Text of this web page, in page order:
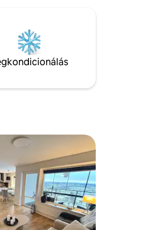
hogy biztosítsd az
Hosszú távú
vedd fel a kapcsolatot